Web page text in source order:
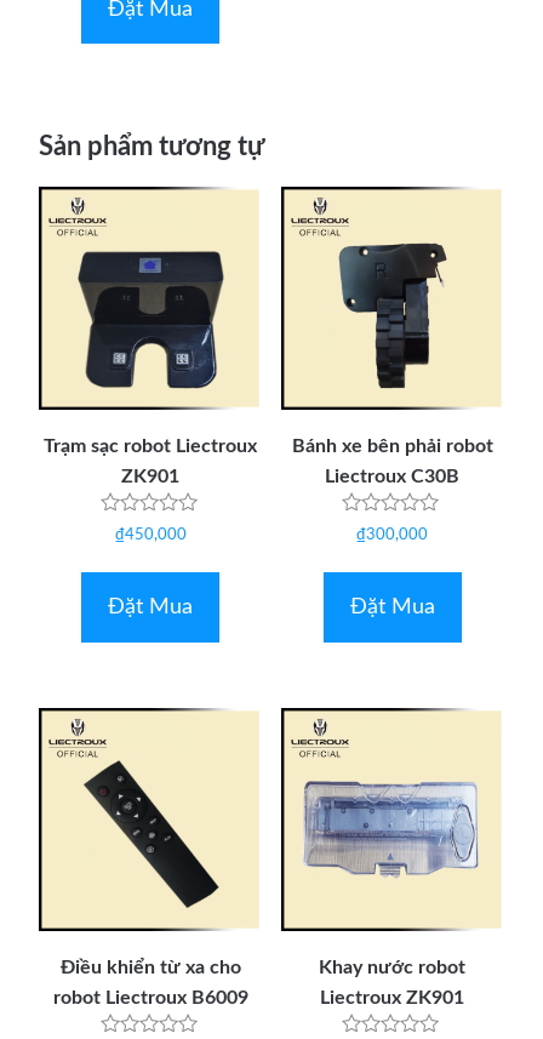
5
sao
Đặt Mua
Sản phẩm tương tự
Trạm sạc robot Liectroux
ZK901
Được
xếp
5
sao
₫450,000
Đặt Mua
Bánh xe bên phải robot
Liectroux C30B
Được
xếp
5
sao
₫300,000
Đặt Mua
Điều khiển từ xa cho
robot Liectroux B6009
Khay nước robot
Liectroux ZK901